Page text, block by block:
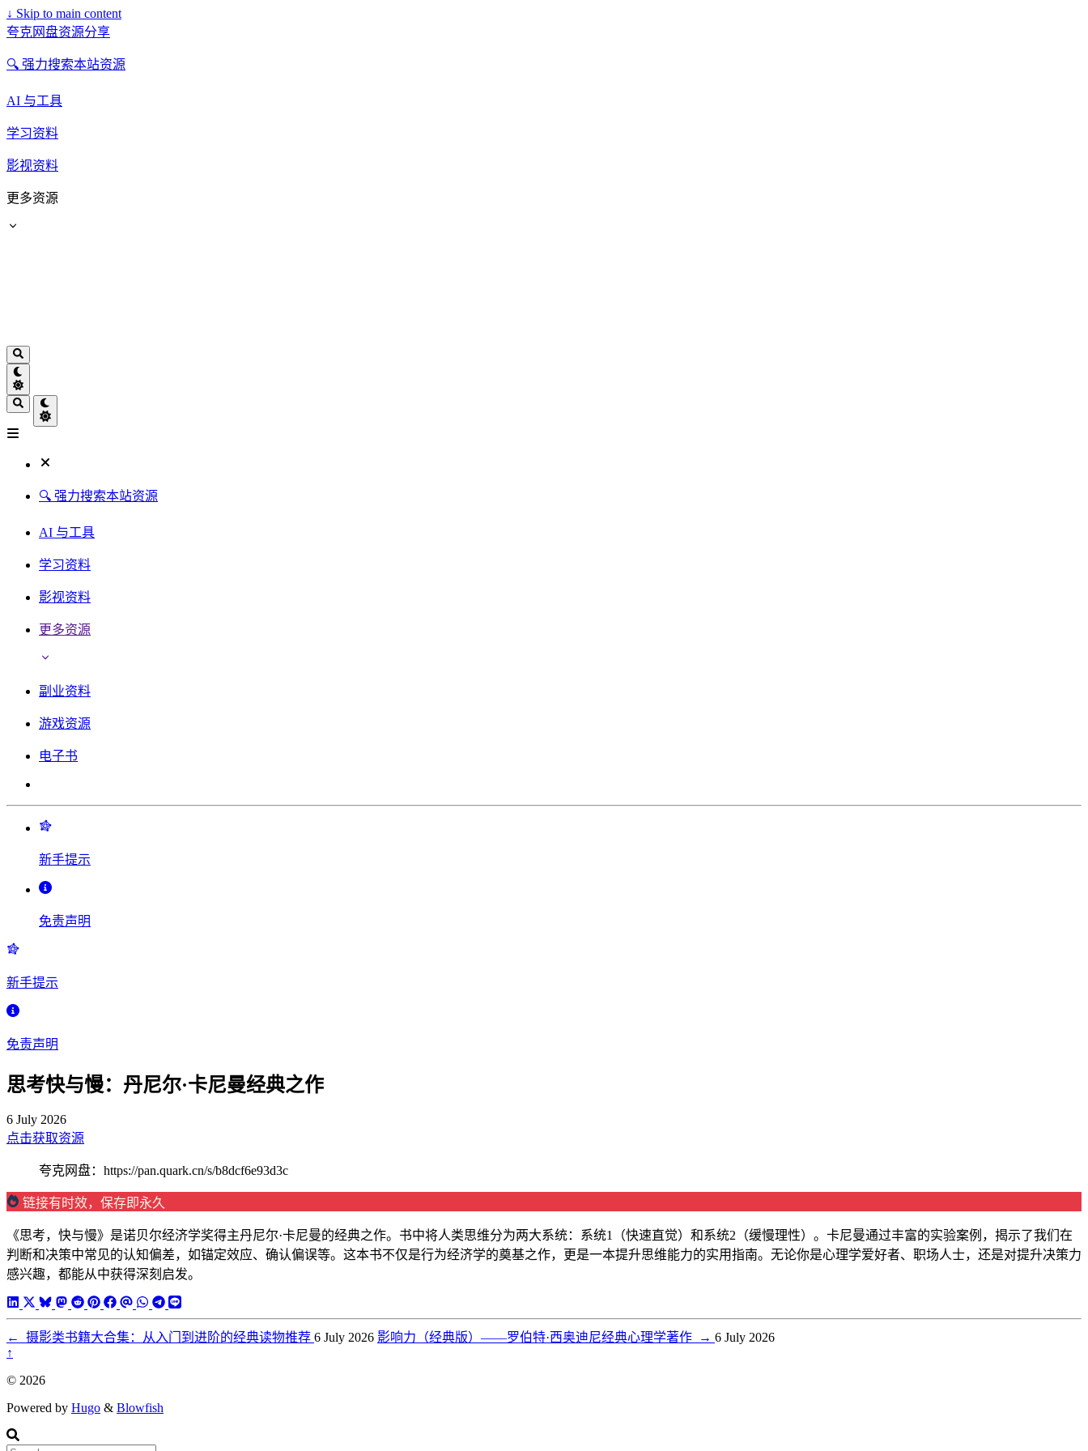
↓ Skip to main content
夸克网盘资源分享
🔍 强力搜索本站资源
AI 与工具
学习资料
影视资料
更多资源
🔍 强力搜索本站资源
AI 与工具
学习资料
影视资料
更多资源
副业资料
游戏资源
电子书
新手提示
免责声明
新手提示
免责声明
思考快与慢：丹尼尔·卡尼曼经典之作
6 July 2026
点击获取资源
夸克网盘：https://pan.quark.cn/s/b8dcf6e93d3c
链接有时效，保存即永久
《思考，快与慢》是诺贝尔经济学奖得主丹尼尔·卡尼曼的经典之作。书中将人类思维分为两大系统：系统1（快速直觉）和系统2（缓慢理性）。卡尼曼通过丰富的实验案例，揭示了我们在
判断和决策中常见的认知偏差，如锚定效应、确认偏误等。这本书不仅是行为经济学的奠基之作，更是一本提升思维能力的实用指南。无论你是心理学爱好者、职场人士，还是对提升决策力
感兴趣，都能从中获得深刻启发。
← 摄影类书籍大合集：从入门到进阶的经典读物推荐 6 July 2026 影响力（经典版）——罗伯特·西奥迪尼经典心理学著作 → 6 July 2026
↑
© 2026
Powered by Hugo & Blowfish